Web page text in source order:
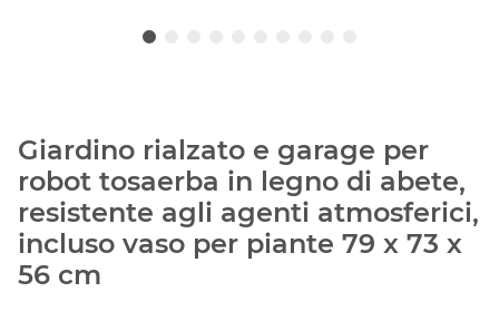
Giardino rialzato e garage per
robot tosaerba in legno di abete,
resistente agli agenti atmosferici,
incluso vaso per piante 79 x 73 x
56 cm